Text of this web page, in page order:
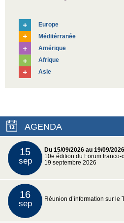
Europe
Méditérranée
Amérique
Afrique
Asie
AGENDA
15
sep
Du 15/09/2026 au 19/09/2026
10e édition du Forum
19 septembre 2026
16
sep Réunion d’information sur le